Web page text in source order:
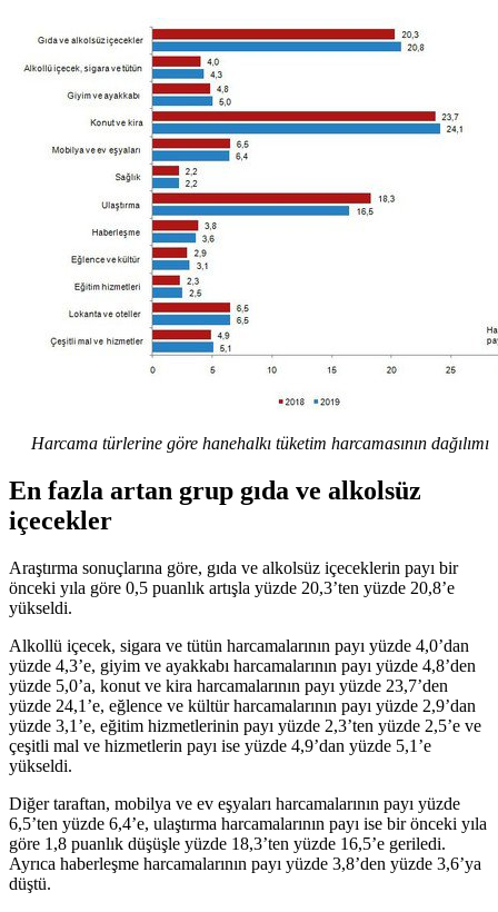
Harcama türlerine göre hanehalkı tüketim harcamasının dağılımı
En fazla artan grup gıda ve alkolsüz
içecekler
Araştırma sonuçlarına göre, gıda ve alkolsüz içeceklerin payı bir
önceki yıla göre 0,5 puanlık artışla yüzde 20,3’ten yüzde 20,8’e
yükseldi.
Alkollü içecek, sigara ve tütün harcamalarının payı yüzde 4,0’dan
yüzde 4,3’e, giyim ve ayakkabı harcamalarının payı yüzde 4,8’den
yüzde 5,0’a, konut ve kira harcamalarının payı yüzde 23,7’den
yüzde 24,1’e, eğlence ve kültür harcamalarının payı yüzde 2,9’dan
yüzde 3,1’e, eğitim hizmetlerinin payı yüzde 2,3’ten yüzde 2,5’e ve
çeşitli mal ve hizmetlerin payı ise yüzde 4,9’dan yüzde 5,1’e
yükseldi.
Diğer taraftan, mobilya ve ev eşyaları harcamalarının payı yüzde
6,5’ten yüzde 6,4’e, ulaştırma harcamalarının payı ise bir önceki yıla
göre 1,8 puanlık düşüşle yüzde 18,3’ten yüzde 16,5’e geriledi.
Ayrıca haberleşme harcamalarının payı yüzde 3,8’den yüzde 3,6’ya
düştü.